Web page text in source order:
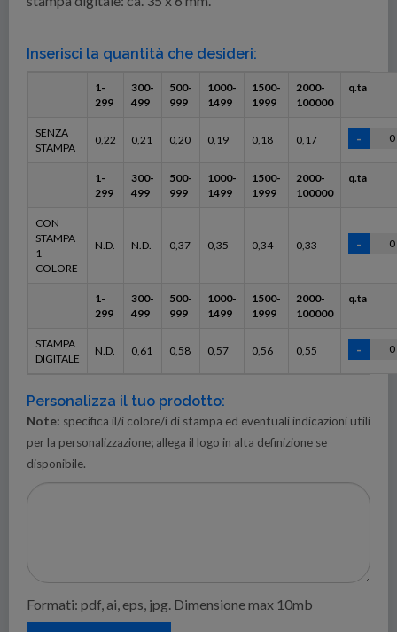
Inserisci la quantità che desideri:
1-
299
300-
499
500-
999
1000-
1499
1500-
1999
2000-
100000
q.ta
SENZA
STAMPA
0,22 0,21 0,20 0,19 0,18 0,17
1-
299
300-
499
500-
999
1000-
1499
1500-
1999
2000-
100000
q.ta
CON
STAMPA
1
COLORE
N.D. N.D. 0,37 0,35 0,34 0,33
1-
299
300-
499
500-
999
1000-
1499
1500-
1999
2000-
100000
q.ta
STAMPA
DIGITALE
N.D. 0,61 0,58 0,57 0,56 0,55
Personalizza il tuo prodotto:
Note: specifica il/i colore/i di stampa ed eventuali indicazioni utili
per la personalizzazione; allega il logo in alta definizione se
disponibile.
Formati: pdf, ai, eps, jpg. Dimensione max 10mb